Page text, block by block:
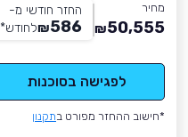
מחיר
50,555
₪
החזר חודשי מ-
586
₪לחודש*
לפגישה בסוכנות
*חישוב ההחזר מפורט בתקנון